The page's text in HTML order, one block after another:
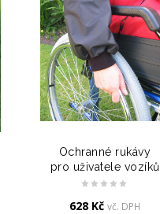
Ochranné rukávy
pro uživatele vozíků
628 Kč vč. DPH